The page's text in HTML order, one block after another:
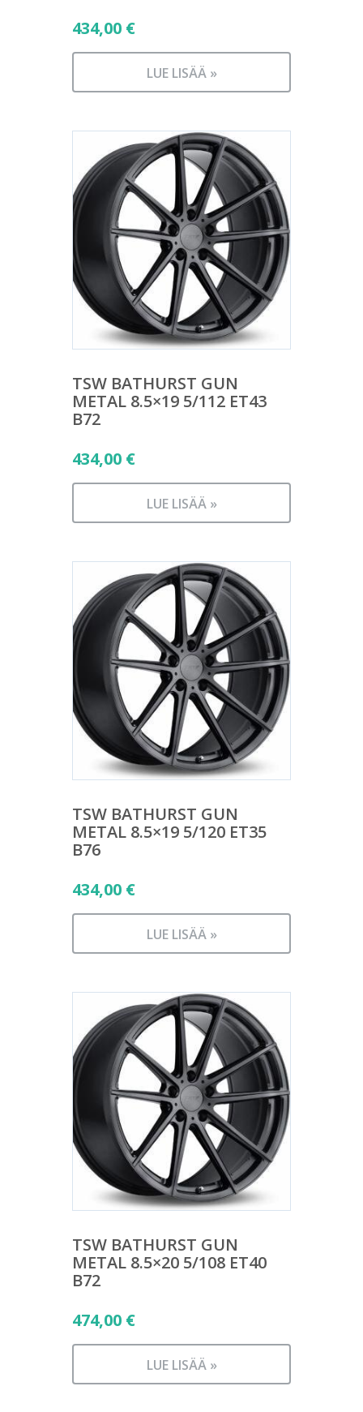
434,00 €
LUE LISÄÄ »
TSW BATHURST GUN
METAL 8.5×19 5/112 ET43
B72
434,00 €
LUE LISÄÄ »
TSW BATHURST GUN
METAL 8.5×19 5/120 ET35
B76
434,00 €
LUE LISÄÄ »
TSW BATHURST GUN
METAL 8.5×20 5/108 ET40
B72
474,00 €
LUE LISÄÄ »